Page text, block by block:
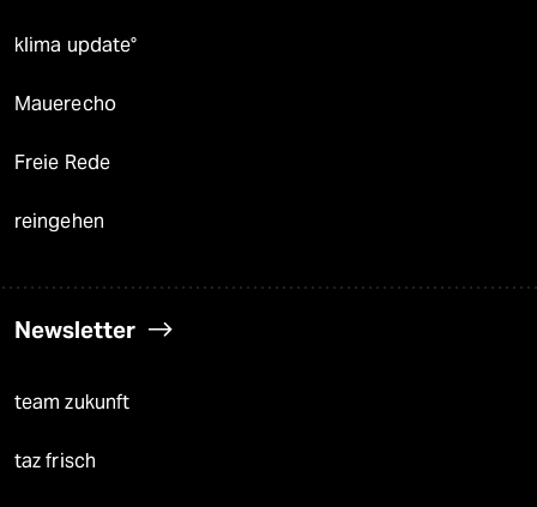
klima update°
Mauerecho
Freie Rede
reingehen
Newsletter
team zukunft
taz frisch